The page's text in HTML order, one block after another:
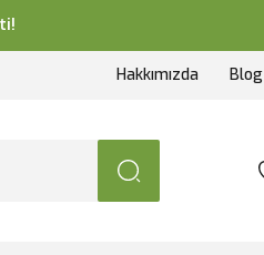
Hakkımızda Blog